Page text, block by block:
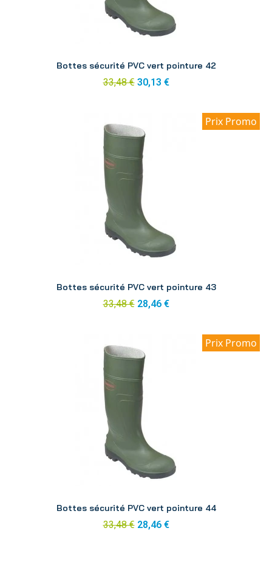
Bottes sécurité PVC vert pointure 42
33,48 € 30,13 €
Prix Promo
Bottes sécurité PVC vert pointure 43
33,48 € 28,46 €
Prix Promo
Bottes sécurité PVC vert pointure 44
33,48 € 28,46 €